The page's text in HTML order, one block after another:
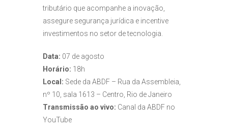
tributário que acompanhe a inovação,
assegure segurança jurídica e incentive
investimentos no setor de tecnologia.
Data: 07 de agosto
Horário: 18h
Local: Sede da ABDF – Rua da Assembleia,
nº 10, sala 1613 – Centro, Rio de Janeiro
Transmissão ao vivo: Canal da ABDF no
YouTube